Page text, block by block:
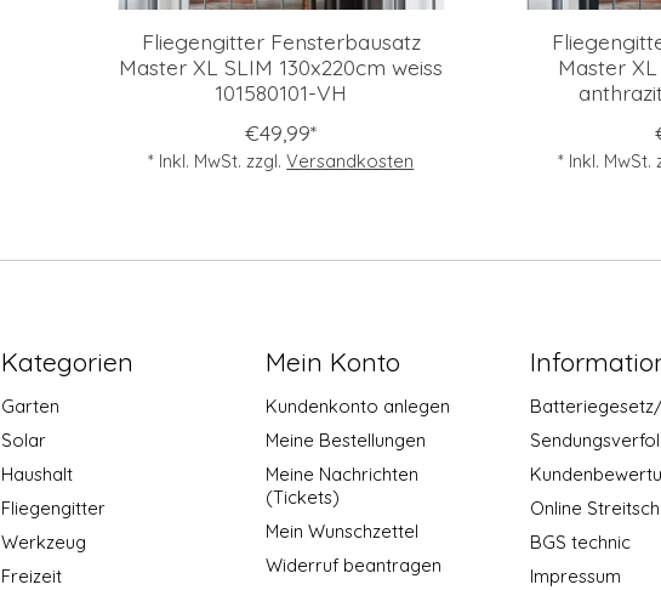
Fliegengitter Fensterbausatz
Master XL SLIM 130x220cm weiss
101580101-VH
€49,99*
* Inkl. MwSt. zzgl.Versandkosten
Master
* Inkl. MwSt.
Kategorien
Garten
Solar
Haushalt
Fliegengitter
Werkzeug
Freizeit
Mein Konto
Kundenkonto anlegen
Meine Bestellungen
Meine Nachrichten
(Tickets)
Mein Wunschzettel
Widerruf beantragen
Online
BGS technic
Impressum